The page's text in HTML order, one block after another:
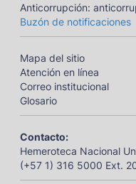
Anticorrupción:
Buzón de notificaciones
Mapa del sitio
Atención en línea
Correo institucional
Glosario
Contacto:
Hemeroteca Nacional
(+57 1) 316 5000 Ext.